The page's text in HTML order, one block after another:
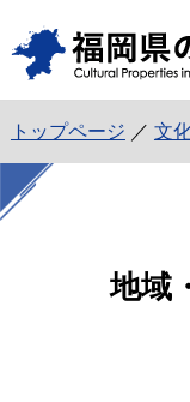
トップページ ／ 文
地域